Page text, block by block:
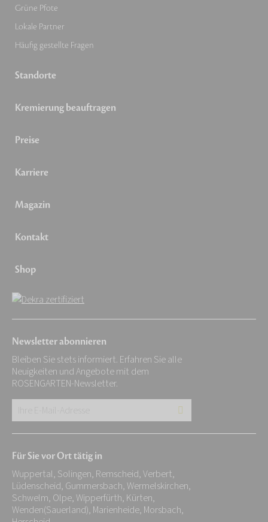
Grüne Pfote
Lokale Partner
Häufig gestellte Fragen
Standorte
Kremierung beauftragen
Preise
Karriere
Magazin
Kontakt
Shop
Newsletter abonnieren
Bleiben Sie stets informiert. Erfahren Sie alle
Neuigkeiten und Angebote mit dem
ROSENGARTEN-Newsletter.
E-
Adresse:
*
Für Sie vor Ort tätig in
Wuppertal, Solingen, Remscheid, Verbert,
Lüdenscheid, Gummersbach, Wermelskirchen,
Schwelm, Olpe, Wipperfürth, Kürten,
Wenden(Sauerland), Marienheide, Morsbach,